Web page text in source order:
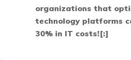
organizations that
technology platforms
30% in IT costs![:]